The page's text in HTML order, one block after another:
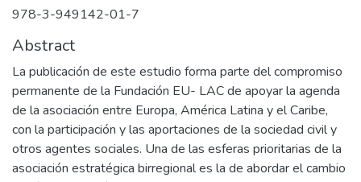
978-3-949142-01-7
Abstract
La publicación de este estudio forma parte del compromiso
permanente de la Fundación EU- LAC de apoyar la agenda
de la asociación entre Europa, América Latina y el Caribe,
con la participación y las aportaciones de la sociedad civil y
otros agentes sociales. Una de las esferas prioritarias de la
asociación estratégica birregional es la de abordar el cambio